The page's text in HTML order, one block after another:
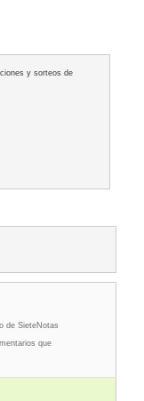
y sorteos de
de SieteNotas
que